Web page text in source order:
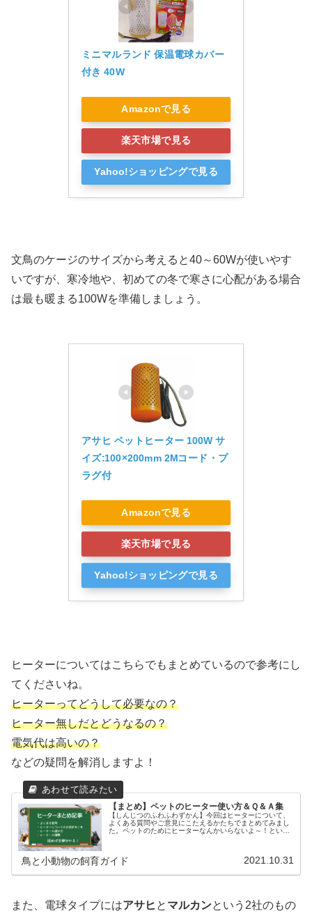
ミニマルランド 保温電球カバー
付き 40W
Amazonで見る
楽天市場で見る
Yahoo!ショッピングで見る
文鳥のケージのサイズから考えると40～60Wが使いやす
いですが、寒冷地や、初めての冬で寒さに心配がある場合
は最も暖まる100Wを準備しましょう。
アサヒ ペットヒーター 100W サ
イズ:100×200mm 2Mコード・プ
ラグ付
Amazonで見る
楽天市場で見る
Yahoo!ショッピングで見る
ヒーターについてはこちらでもまとめているので参考にし
てくださいね。
ヒーターってどうして必要なの？
ヒーター無しだとどうなるの？
電気代は高いの？
などの疑問を解消しますよ！
【まとめ】ペットのヒーター使い方＆Ｑ＆Ａ集
【しんじつのふわふわずかん】今回はヒーターについて、
よくある質問やご意見にこたえるかたちでまとめてみまし
た。ペットのためにヒーターなんかいらないよ～！という
鳥と小動物の飼育ガイド 2021.10.31
また、電球タイプにはアサヒ と マルカンという2社のもの